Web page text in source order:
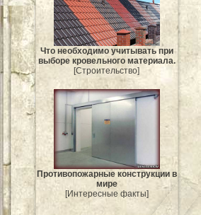
Что необходимо учитывать при
выборе кровельного материала.
[Строительство]
Противопожарные конструкции в
мире
[Интересные факты]